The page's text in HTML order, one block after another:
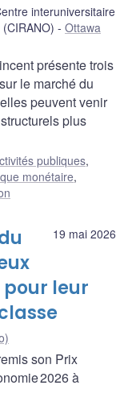
interuniversitaire
Ottawa
présente trois
le marché du
peuvent venir
plus
publiques,
monétaire,
19 mai 2026
leur
son Prix
2026 à